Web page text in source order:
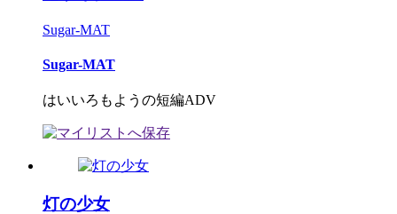
Sugar-MAT
Sugar-MAT
はいいろもようの短編ADV
灯の少女